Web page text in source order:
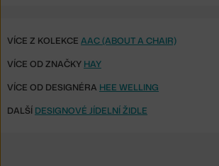
VÍCE Z KOLEKCE AAC (ABOUT A CHAIR)
VÍCE OD ZNAČKY HAY
VÍCE OD DESIGNÉRA HEE WELLING
DALŠÍ DESIGNOVÉ JÍDELNÍ ŽIDLE